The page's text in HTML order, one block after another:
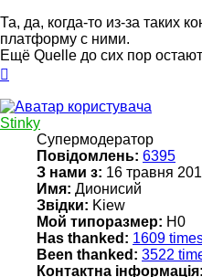
Та, да, когда-то из-за таких
платформу с ними.
Ещё Quelle до сих пор
Stinky
Супермодератор
Повідомлень: 6395
З нами з: 16 травня
Имя: Дионисий
Звідки: Kiew
Мой типоразмер: Н0
Has thanked: 1609
Been thanked: 3522
Контактна інформація: